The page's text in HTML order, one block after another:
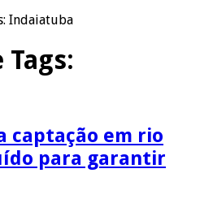
Indaiatuba
captação em rio
para garantir